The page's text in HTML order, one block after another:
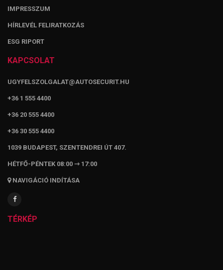
IMPRESSZUM
HÍRLEVÉL FELIRATKOZÁS
ESG RIPORT
KAPCSOLAT
UGYFELSZOLGALAT@AUTOSECURIT.HU
+36 1 555 4400
+36 20 555 4400
+36 30 555 4400
1039 BUDAPEST, SZENTENDREI ÚT 407.
HÉTFŐ-PÉNTEK 08:00 ⇾ 17:00
NAVIGÁCIÓ INDÍTÁSA
TÉRKÉP